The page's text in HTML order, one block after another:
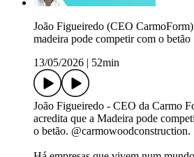
João Figueiredo (CEO
madeira pode competir com o betão
13/05/2026
52min
João Figueiredo - CEO da Carmo
acredita que a Madeira pode
o betão. @carmowoodconstruction.